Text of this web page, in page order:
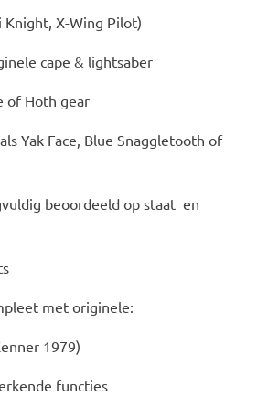
Knight, X-Wing Pilot)
cape & lightsaber
of Hoth gear
Yak Face, Blue Snaggletooth of
beoordeeld op staat en
met originele:
1979)
functies